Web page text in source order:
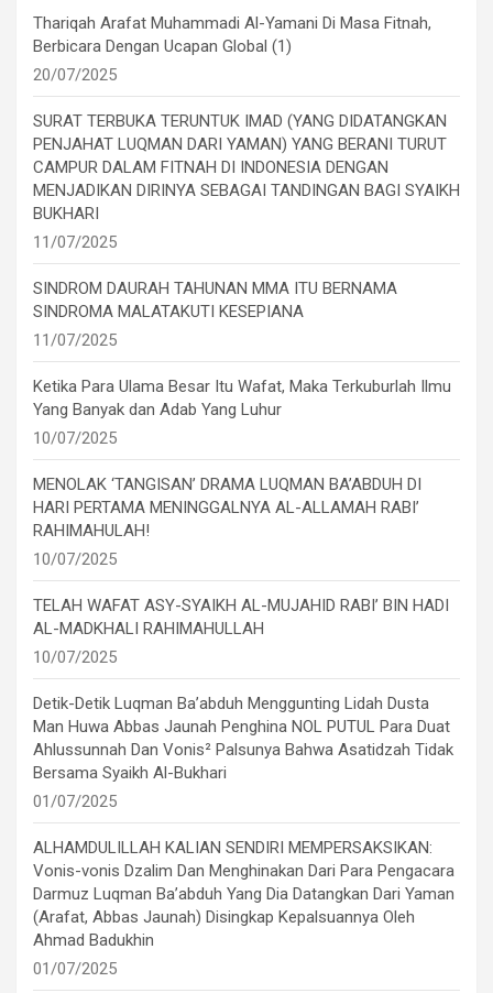
Thariqah Arafat Muhammadi Al-Yamani Di Masa Fitnah,
Berbicara Dengan Ucapan Global (1)
20/07/2025
SURAT TERBUKA TERUNTUK IMAD (YANG DIDATANGKAN
PENJAHAT LUQMAN DARI YAMAN) YANG BERANI TURUT
CAMPUR DALAM FITNAH DI INDONESIA DENGAN
MENJADIKAN DIRINYA SEBAGAI TANDINGAN BAGI SYAIKH
BUKHARI
11/07/2025
SINDROM DAURAH TAHUNAN MMA ITU BERNAMA
SINDROMA MALATAKUTI KESEPIANA
11/07/2025
Ketika Para Ulama Besar Itu Wafat, Maka Terkuburlah Ilmu
Yang Banyak dan Adab Yang Luhur
10/07/2025
MENOLAK ‘TANGISAN’ DRAMA LUQMAN BA’ABDUH DI
HARI PERTAMA MENINGGALNYA AL-ALLAMAH RABI’
RAHIMAHULAH!
10/07/2025
TELAH WAFAT ASY-SYAIKH AL-MUJAHID RABI’ BIN HADI
AL-MADKHALI RAHIMAHULLAH
10/07/2025
Detik-Detik Luqman Ba’abduh Menggunting Lidah Dusta
Man Huwa Abbas Jaunah Penghina NOL PUTUL Para Duat
Ahlussunnah Dan Vonis² Palsunya Bahwa Asatidzah Tidak
Bersama Syaikh Al-Bukhari
01/07/2025
ALHAMDULILLAH KALIAN SENDIRI MEMPERSAKSIKAN:
Vonis-vonis Dzalim Dan Menghinakan Dari Para Pengacara
Darmuz Luqman Ba’abduh Yang Dia Datangkan Dari Yaman
(Arafat, Abbas Jaunah) Disingkap Kepalsuannya Oleh
Ahmad Badukhin
01/07/2025